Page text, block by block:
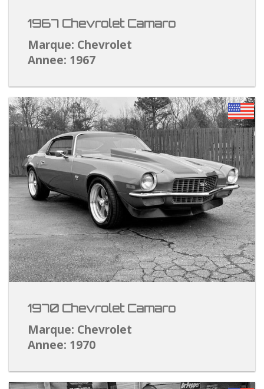
1967 Chevrolet Camaro
Marque: Chevrolet
Annee: 1967
1970 Chevrolet Camaro
Marque: Chevrolet
Annee: 1970